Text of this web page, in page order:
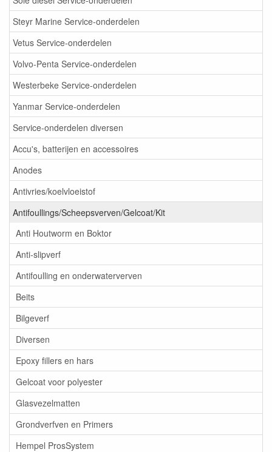
Steyr Marine Service-onderdelen
Vetus Service-onderdelen
Volvo-Penta Service-onderdelen
Westerbeke Service-onderdelen
Yanmar Service-onderdelen
Service-onderdelen diversen
Accu's, batterijen en accessoires
Anodes
Antivries/koelvloeistof
Antifoullings/Scheepsverven/Gelcoat/Kit
Anti Houtworm en Boktor
Anti-slipverf
Antifoulling en onderwaterverven
Beits
Bilgeverf
Diversen
Epoxy fillers en hars
Gelcoat voor polyester
Glasvezelmatten
Grondverfven en Primers
Hempel ProsSystem